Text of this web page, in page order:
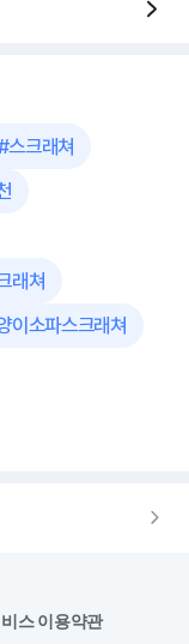
스크래쳐
래쳐
이소파스크래쳐
스 이용약관